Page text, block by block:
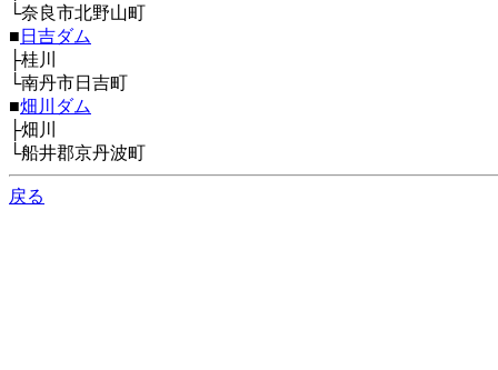
└奈良市北野山町
■ 日吉ダム
├桂川
└南丹市日吉町
■畑川ダム
├畑川
└船井郡京丹波町
戻る